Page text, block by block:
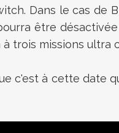
Dans le cas de
être
trois missions ultra
c'est à cette date